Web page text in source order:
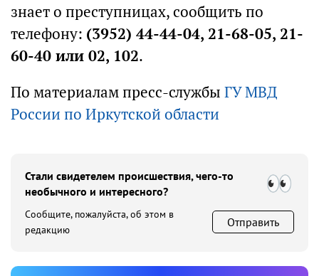
знает о преступницах, сообщить по
телефону: (3952) 44-44-04, 21-68-05, 21-
60-40 или 02, 102.
По материалам пресс-службы ГУ МВД
России по Иркутской области
Стали свидетелем происшествия, чего-то
необычного и интересного?
Сообщите, пожалуйста, об этом в
редакцию
Отправить